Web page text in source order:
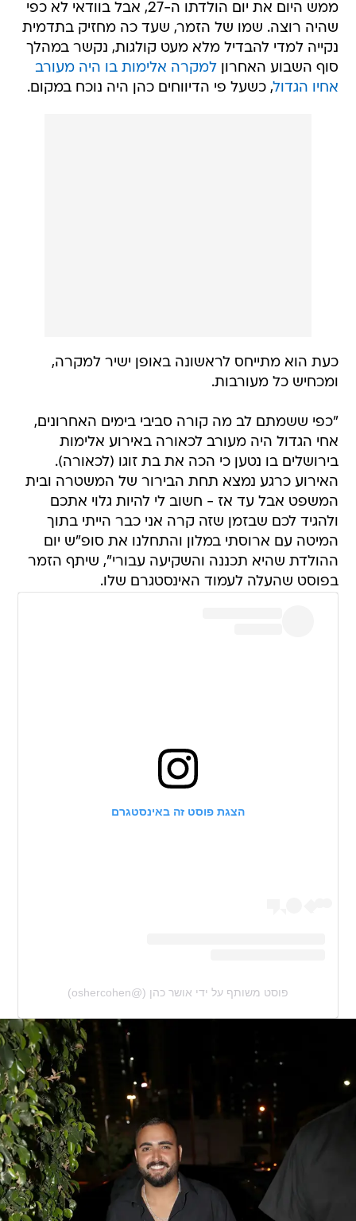
ממש היום את יום הולדתו ה-27, אבל בוודאי לא כפי
שהיה רוצה. שמו של הזמר, שעד כה מחזיק בתדמית
נקייה למדי להבדיל מלא מעט קולגות, נקשר במהלך
סוף השבוע האחרוןלמקרה אלימות בו היה מעורב
אחיו הגדול, כשעל פי הדיווחים כהן היה נוכח במקום.
כעת הוא מתייחס לראשונה באופן ישיר למקרה,
ומכחיש כל מעורבות.
"כפי ששמתם לב מה קורה סביבי בימים האחרונים,
אחי הגדול היה מעורב לכאורה באירוע אלימות
בירושלים בו נטען כי הכה את בת זוגו (לכאורה).
האירוע כרגע נמצא תחת הבירור של המשטרה ובית
המשפט אבל עד אז - חשוב לי להיות גלוי אתכם
ולהגיד לכם שבזמן שזה קרה אני כבר הייתי בתוך
המיטה עם ארוסתי במלון והתחלנו את סופ"ש יום
ההולדת שהיא תכננה והשקיעה עבורי", שיתף הזמר
בפוסט שהעלה לעמוד האינסטגרם שלו.
הצגת פוסט זה באינסטגרם
פוסט משותף על ידי ‏‎אושר כהן‎‏ (@‏‎oshercohen‎‏)